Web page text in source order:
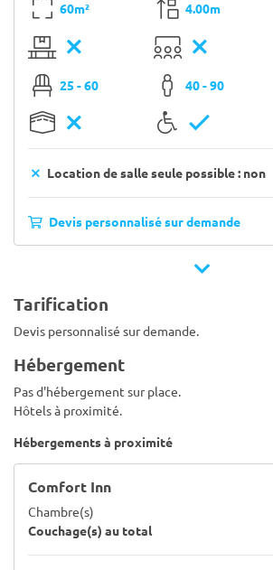
60m² 4.00m
25 - 60 40 - 90
Location de salle seule possible : non
Devis personnalisé sur demande
Tarification
Devis personnalisé sur demande.
Hébergement
Pas d'hébergement sur place.
Hôtels à proximité.
Hébergements à proximité
Comfort Inn
Chambre(s)
Couchage(s) au total